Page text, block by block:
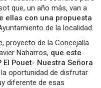
que, un año más, van a
ellas con una propuesta
de la localidad.
proyecto de la Concejalía
Naharros, que este
El Pouet- Nuestra Señora
oportunidad de disfrutar
diferente de esas